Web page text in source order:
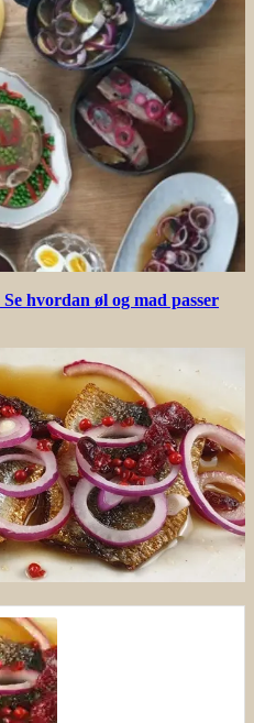
Se hvordan øl og mad passer